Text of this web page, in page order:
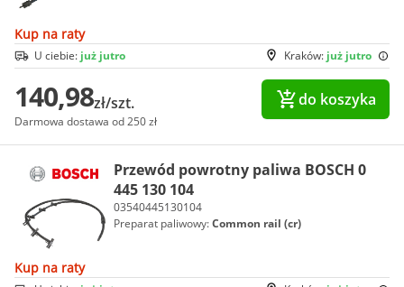
Kup na raty
Kraków: już jutro
U ciebie: już jutro
140,98zł/szt.
Darmowa dostawa od 250 zł
do koszyka
Przewód powrotny paliwa BOSCH 0
445 130 104
03540445130104
Preparat paliwowy:Common rail (cr)
Kup na raty